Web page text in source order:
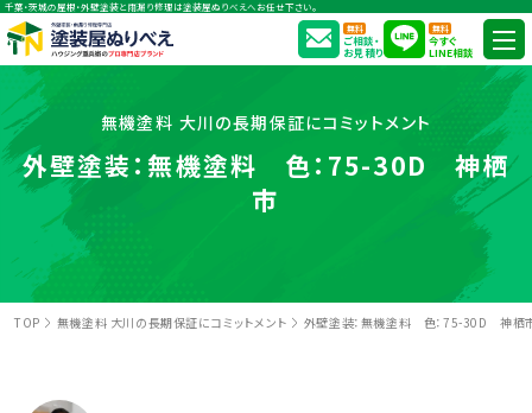
千葉・茨城の屋根・外壁塗装と雨漏り修理は塗装屋ぬりべえへお任せ下さい。
無料
ご相談・
お見積り
無料
今すぐ
LINE相談
無機塗料 大川の長期保証にコミットメント
外壁塗装：無機塗料 色：75-30D 神栖
市
TOP 無機塗料 大川の長期保証にコミットメント 外壁塗装：無機塗料 色：75-30D 神栖